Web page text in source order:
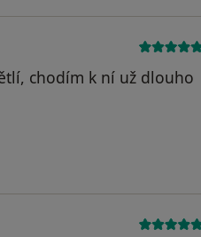
chodím k ní už dlouho